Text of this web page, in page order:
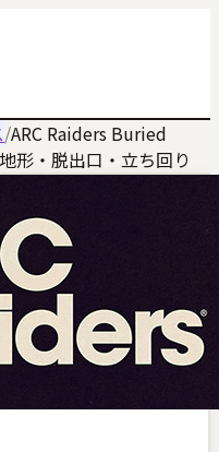
/ARC Raiders Buried
形・脱出口・立ち回り